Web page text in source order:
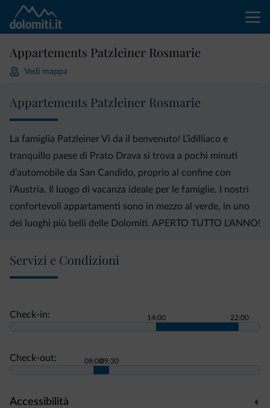
Appartements Patzleiner Rosmarie
Vedi mappa
Appartements Patzleiner Rosmarie
La famiglia Patzleiner Vi da il benvenuto! L’idilliaco e
tranquillo paese di Prato Drava si trova a pochi minuti
d’automobile da San Candido, proprio al confine con
l’Austria. Il luogo di vacanza ideale per le famiglie. I nostri
confortevoli appartamenti sono in mezzo al verde, in uno
dei luoghi più belli delle Dolomiti. APERTO TUTTO L'ANNO!
Servizi e Condizioni
Check-in: 14:00 22:00
Check-out: 08:0009:30
Accessibilità